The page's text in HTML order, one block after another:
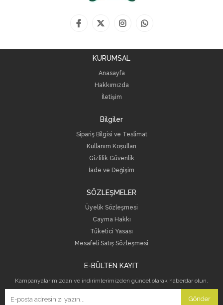
KURUMSAL
Anasayfa
Hakkımızda
İletişim
Bilgiler
Sipariş Bilgisi ve Teslimat
Kullanım Koşulları
Gizlilik Güvenlik
İade ve Değişim
SÖZLEŞMELER
Üyelik Sözleşmesi
Cayma Hakkı
Tüketici Yasası
Mesafeli Satış Sözleşmesi
E-BÜLTEN KAYIT
Kampanyalarımızdan ve indirimlerimizden güncel olarak haberdar olun.
Gönder